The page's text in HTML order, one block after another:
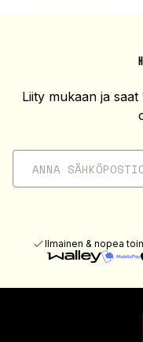
Liity mukaan ja
Ilmainen & nopea